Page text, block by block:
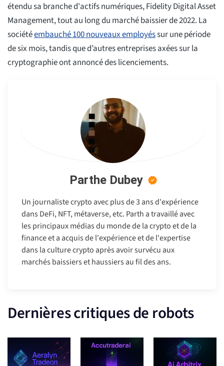
étendu sa branche d'actifs numériques, Fidelity Digital Asset
Management, tout au long du marché baissier de 2022. La
sociétéembauché 100 nouveaux employéssur une période
de six mois, tandis que d’autres entreprises axées sur la
cryptographie ont annoncé des licenciements.
Parthe Dubey
Un journaliste crypto avec plus de 3 ans d'expérience
dans DeFi, NFT, métaverse, etc. Parth a travaillé avec
les principaux médias du monde de la crypto et de la
finance et a acquis de l'expérience et de l'expertise
dans la culture crypto après avoir survécu aux
marchés baissiers et haussiers au fil des ans.
Dernières critiques de robots